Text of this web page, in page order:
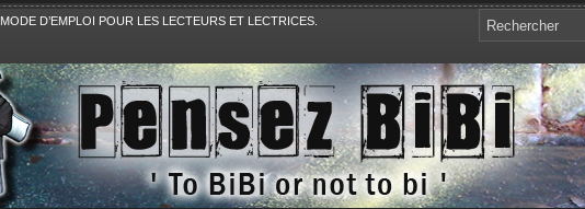
MODE D’EMPLOI POUR LES LECTEURS ET LECTRICES.